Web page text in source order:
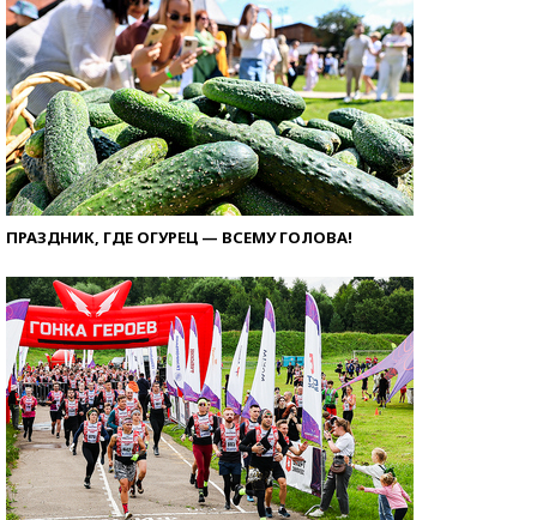
ПРАЗДНИК, ГДЕ ОГУРЕЦ — ВСЕМУ ГОЛОВА!